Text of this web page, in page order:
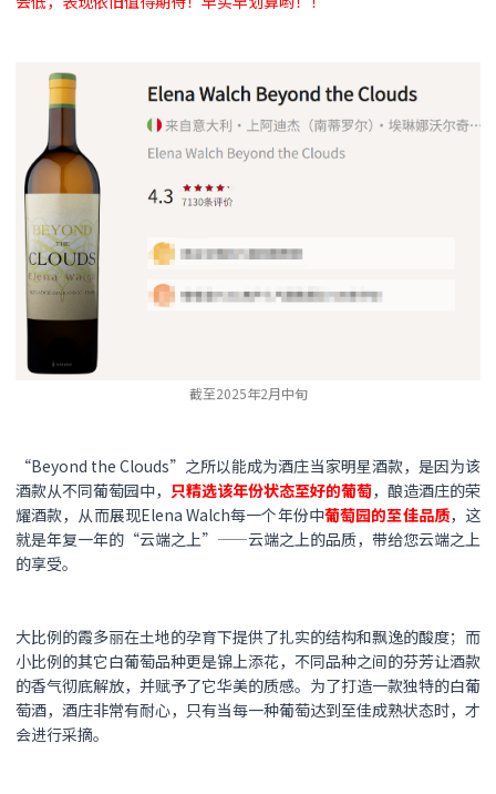
截至2025年2月中旬
“Beyond the Clouds”之所以能成为酒庄当家明星酒款，是因为该
酒款从不同葡萄园中， 只精选该年份状态至好的葡萄，酿造酒庄的荣
耀酒款，从而展现Elena Walch每一个年份中葡萄园的至佳品质，这
就是年复一年的“云端之上”——云端之上的品质，带给您云端之上
的享受。
大比例的霞多丽在土地的孕育下提供了扎实的结构和飘逸的酸度；而
小比例的其它白葡萄品种更是锦上添花，不同品种之间的芬芳让酒款
的香气彻底解放，并赋予了它华美的质感。为了打造一款独特的白葡
萄酒，酒庄非常有耐心，只有当每一种葡萄达到至佳成熟状态时，才
会进行采摘。